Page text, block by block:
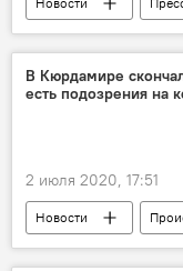
ТЕХНОЛОГИИ
медиа
В Кюрдамире
есть подозрения на
2 июля 2020, 17:51
Новости
Здоровье